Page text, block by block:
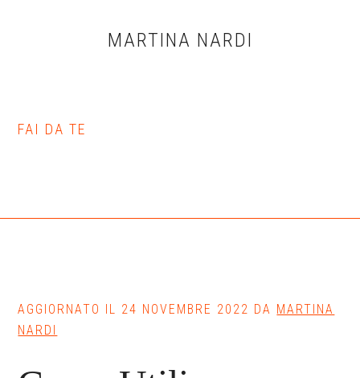
MARTINA NARDI
FAI DA TE
AGGIORNATO IL 24 NOVEMBRE 2022 DA MARTINA
NARDI